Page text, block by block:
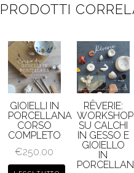
PRODOTTI
GIOIELLI IN
PORCELLANA
CORSO
COMPLETO
€250.00
RÊVERIE:
WORKSHOP
SU CALCHI
IN GESSO E
GIOIELLO
IN